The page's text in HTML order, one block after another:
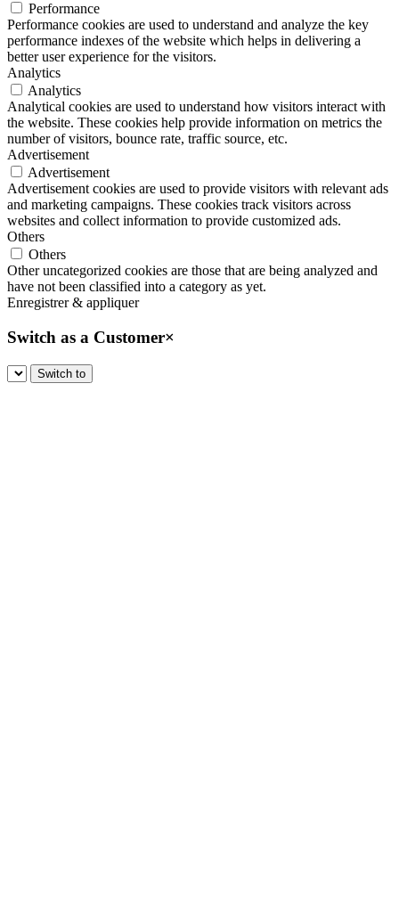
Performance
Performance cookies are used to understand and analyze the key
performance indexes of the website which helps in delivering a
better user experience for the visitors.
Analytics
Analytics
Analytical cookies are used to understand how visitors interact with
the website. These cookies help provide information on metrics the
number of visitors, bounce rate, traffic source, etc.
Advertisement
Advertisement
Advertisement cookies are used to provide visitors with relevant ads
and marketing campaigns. These cookies track visitors across
websites and collect information to provide customized ads.
Others
Others
Other uncategorized cookies are those that are being analyzed and
have not been classified into a category as yet.
Enregistrer & appliquer
Switch as a Customer×